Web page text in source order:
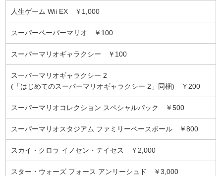
人生ゲーム Wii EX ￥1,000
スーパーペーパーマリオ ￥100
スーパーマリオギャラクシー ￥100
スーパーマリオギャラクシー 2
(「はじめてのスーパーマリオギャラクシー 2」同梱) ￥200
スーパーマリオコレクション スペシャルパック ￥500
スーパーマリオスタジアム ファミリーベースボール ￥800
スカイ・クロラ イノセン・テイセス ￥2,000
スター・ウォーズ フォース アンリーシュド ￥3,000